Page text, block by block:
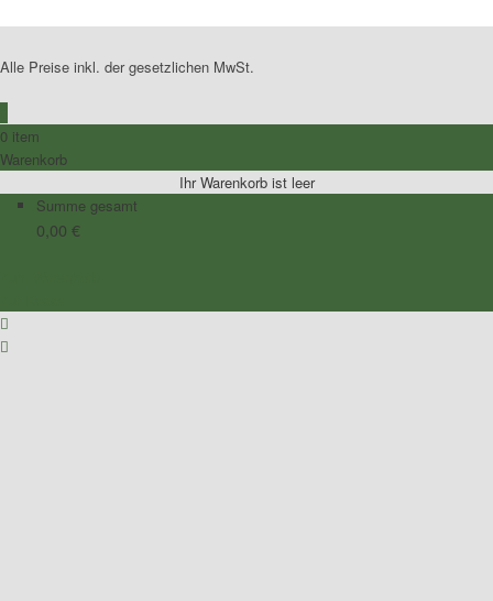
Alle Preise inkl. der gesetzlichen MwSt.
0 item
Warenkorb
Ihr Warenkorb ist leer
Summe gesamt
0,00 €